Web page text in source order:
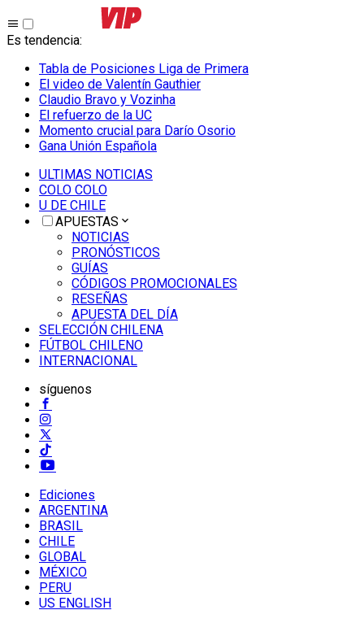
Es tendencia:
Tabla de Posiciones Liga de Primera
El video de Valentín Gauthier
Claudio Bravo y Vozinha
El refuerzo de la UC
Momento crucial para Darío Osorio
Gana Unión Española
ULTIMAS NOTICIAS
COLO COLO
U DE CHILE
APUESTAS
NOTICIAS
PRONÓSTICOS
GUÍAS
CÓDIGOS PROMOCIONALES
RESEÑAS
APUESTA DEL DÍA
SELECCIÓN CHILENA
FÚTBOL CHILENO
INTERNACIONAL
síguenos
Ediciones
ARGENTINA
BRASIL
CHILE
GLOBAL
MÉXICO
PERU
US ENGLISH